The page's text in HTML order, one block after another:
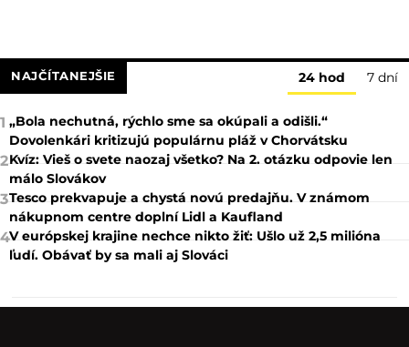
NAJČÍTANEJŠIE 24 hod 7 dní
1 „Bola nechutná, rýchlo sme sa okúpali a odišli.“
Dovolenkári kritizujú populárnu pláž v Chorvátsku
2Kvíz: Vieš o svete naozaj všetko? Na 2. otázku odpovie len
málo Slovákov
3Tesco prekvapuje a chystá novú predajňu. V známom
nákupnom centre doplní Lidl a Kaufland
4V európskej krajine nechce nikto žiť: Ušlo už 2,5 milióna
ľudí. Obávať by sa mali aj Slováci